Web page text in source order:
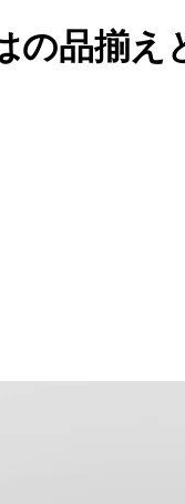
の品揃